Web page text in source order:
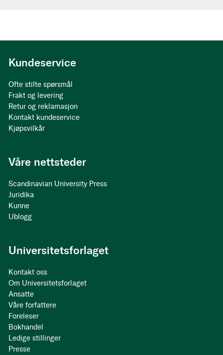
Kundeservice
Ofte stilte spørsmål
Frakt og levering
Retur og reklamasjon
Kontakt kundeservice
Kjøpsvilkår
Våre nettsteder
Scandinavian University Press
Juridika
Kunne
Ublogg
Universitetsforlaget
Kontakt oss
Om Universitetsforlaget
Ansatte
Våre forfattere
Foreleser
Bokhandel
Ledige stillinger
Presse